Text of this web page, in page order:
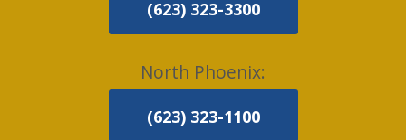
(623) 323-3300
North Phoenix:
(623) 323-1100